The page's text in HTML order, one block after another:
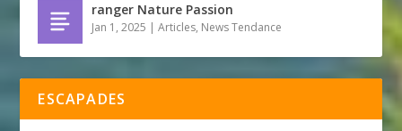
ranger Nature Passion
Jan 1, 2025 |Articles, News Tendance
ESCAPADES